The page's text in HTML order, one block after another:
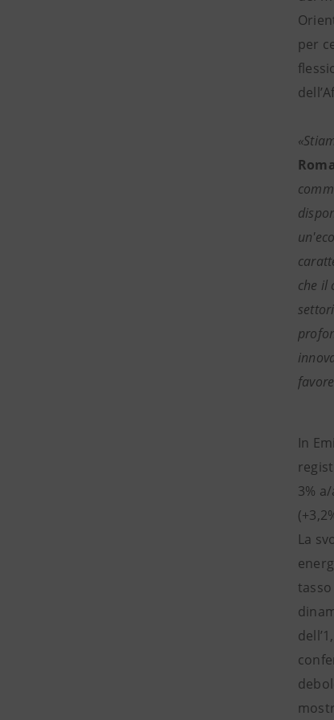
per
che il
In
3%
La